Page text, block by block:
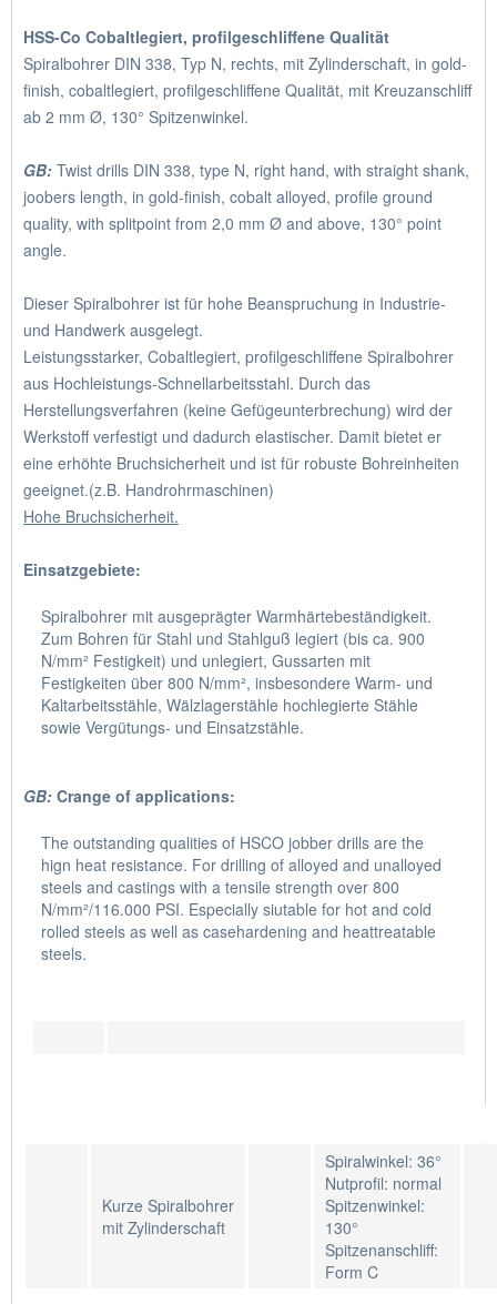
HSS-Co Cobaltlegiert, profilgeschliffene Qualität
Spiralbohrer DIN 338, Typ N, rechts, mit Zylinderschaft, in gold-
finish, cobaltlegiert, profilgeschliffene Qualität, mit Kreuzanschliff
ab 2 mm Ø, 130° Spitzenwinkel.
GB: Twist drills DIN 338, type N, right hand, with straight shank,
joobers length, in gold-finish, cobalt alloyed, profile ground
quality, with splitpoint from 2,0 mm Ø and above, 130° point
angle.
Dieser Spiralbohrer ist für hohe Beanspruchung in Industrie-
und Handwerk ausgelegt.
Leistungsstarker, Cobaltlegiert, profilgeschliffene Spiralbohrer
aus Hochleistungs-Schnellarbeitsstahl. Durch das
Herstellungsverfahren (keine Gefügeunterbrechung) wird der
Werkstoff verfestigt und dadurch elastischer. Damit bietet er
eine erhöhte Bruchsicherheit und ist für robuste Bohreinheiten
geeignet.(z.B. Handrohrmaschinen)
Hohe Bruchsicherheit.
Einsatzgebiete:
Spiralbohrer mit ausgeprägter Warmhärtebeständigkeit.
Zum Bohren für Stahl und Stahlguß legiert (bis ca. 900
N/mm² Festigkeit) und unlegiert, Gussarten mit
Festigkeiten über 800 N/mm², insbesondere Warm- und
Kaltarbeitsstähle, Wälzlagerstähle hochlegierte Stähle
sowie Vergütungs- und Einsatzstähle.
GB: Crange of applications:
The outstanding qualities of HSCO jobber drills are the
hign heat resistance. For drilling of alloyed and unalloyed
steels and castings with a tensile strength over 800
N/mm²/116.000 PSI. Especially siutable for hot and cold
rolled steels as well as casehardening and heattreatable
steels.
Kurze Spiralbohrer
mit Zylinderschaft
Spiralwinkel: 36°
Nutprofil: normal
Spitzenwinkel:
130°
Spitzenanschliff:
Form C